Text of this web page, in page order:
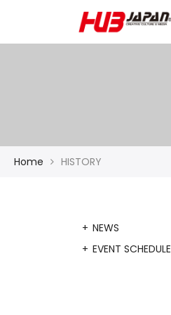
Home HISTORY
NEWS
EVENT SCHEDULE